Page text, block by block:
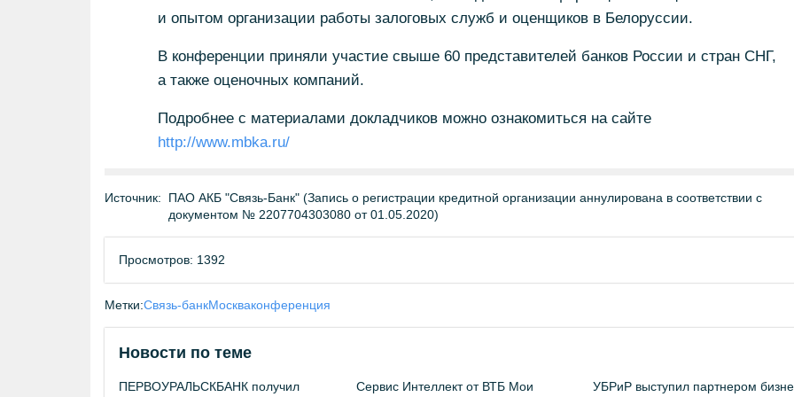
и опытом организации работы залоговых служб и оценщиков в Белоруссии.
В конференции приняли участие свыше 60 представителей банков России и стран СНГ,
а также оценочных компаний.
Подробнее с материалами докладчиков можно ознакомиться на сайте
http://www.mbka.ru/
Источник:
ПАО АКБ "Связь-Банк" (Запись о регистрации кредитной организации аннулирована в соответствии с
документом № 2207704303080 от 01.05.2020)
Просмотров: 1392
Метки:Связь-банкМоскваконференция
Новости по теме
ПЕРВОУРАЛЬСКБАНК получил
Сервис Интеллект от ВТБ Мои
УБРиР выступил партнером